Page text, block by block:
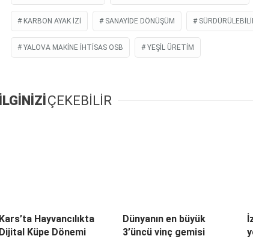
KARBON AYAK IZI SANAYIDE DÖNÜŞÜM
YALOVA MAKINE İHTISAS OSB YEŞIL ÜRETIM
İLGİNİZİ ÇEKEBİLİR
Kars’ta Hayvancılıkta
Dijital Küpe Dönemi
Dünyanın en büyük
3’üncü vinç gemisi